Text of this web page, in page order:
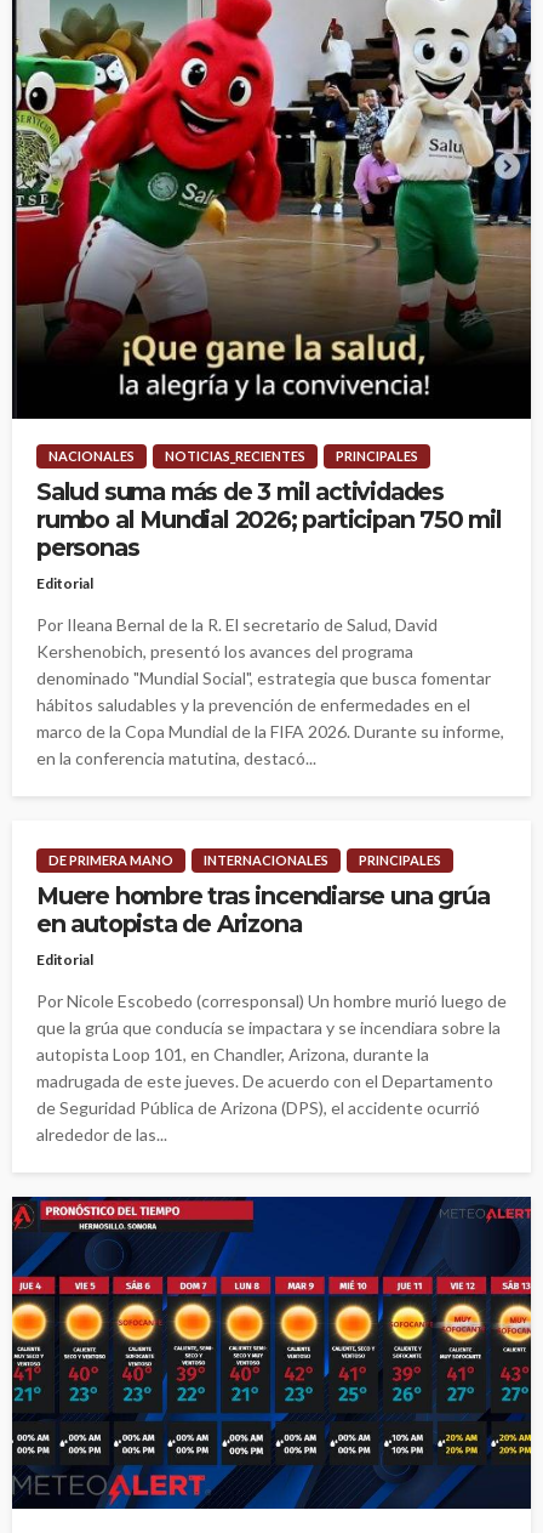
NACIONALES NOTICIAS_RECIENTES PRINCIPALES
Salud suma más de 3 mil actividades
rumbo al Mundial 2026; participan 750 mil
personas
Editorial
Por Ileana Bernal de la R. El secretario de Salud, David
Kershenobich, presentó los avances del programa
denominado "Mundial Social", estrategia que busca fomentar
hábitos saludables y la prevención de enfermedades en el
marco de la Copa Mundial de la FIFA 2026. Durante su informe,
en la conferencia matutina, destacó...
DE PRIMERA MANO INTERNACIONALES PRINCIPALES
Muere hombre tras incendiarse una grúa
en autopista de Arizona
Editorial
Por Nicole Escobedo (corresponsal) Un hombre murió luego de
que la grúa que conducía se impactara y se incendiara sobre la
autopista Loop 101, en Chandler, Arizona, durante la
madrugada de este jueves. De acuerdo con el Departamento
de Seguridad Pública de Arizona (DPS), el accidente ocurrió
alrededor de las...